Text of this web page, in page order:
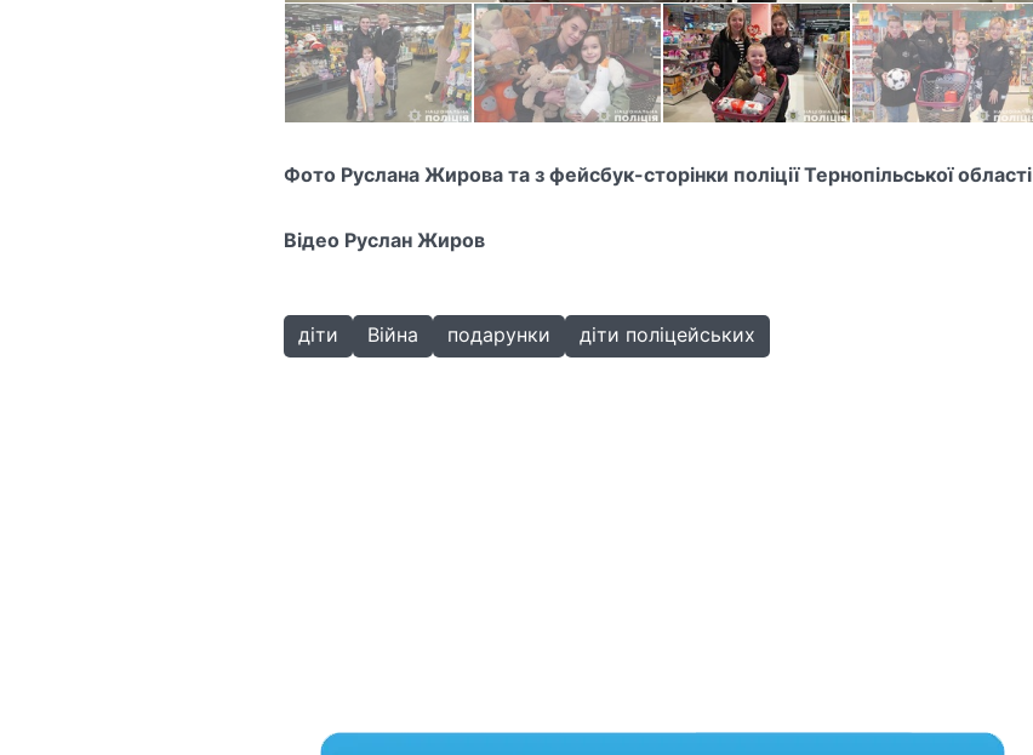
Фото Руслана Жирова та з фейсбук-сторінки поліції Тернопільської області
Відео Руслан Жиров
діти Війна подарунки діти поліцейських